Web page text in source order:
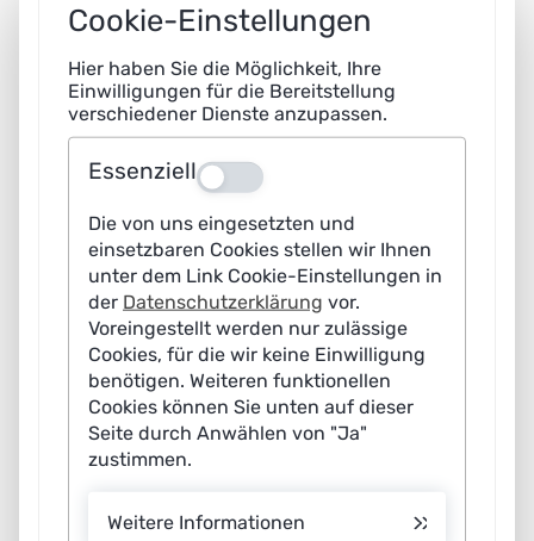
technologische Souveränität zum Wohle der
Gesellschaft sicherzustellen.
„Als Schlüsseltechnologie ist KI zentral für die künftige
Wettbewerbsfähigkeit – sowohl von Unternehmen als
auch Standorten. Deutschland sollte daher seine
Stärken nutzen und vor allem in domänenspezifische KI
investieren, um so seine technologische Souveränität
auszubauen“, schreibt Claudia Eckert, Co-Vorsitzende
der Plattform Lernende Systeme. Dorothee Bär,
Bundesministerin für Forschung, Technologie und
Raumfahrt und ebenfalls Co-Vorsitzende der Plattform
formuliert es im Fortschrittsbericht so: “Wir wollen vorne
mitspielen bei der nächsten KI-Generation und die
Schulterschluss von Bund und Ländern, Wissenschaft
Cookie-Einstellungen
Hier haben Sie die Möglichkeit, Ihre
Einwilligungen für die Bereitstellung
verschiedener Dienste anzupassen.
Essenziell Aus
Die von uns eingesetzten und
einsetzbaren Cookies stellen wir Ihnen
unter dem Link Cookie-Einstellungen in
der Datenschutzerklärung vor.
Voreingestellt werden nur zulässige
Cookies, für die wir keine Einwilligung
benötigen. Weiteren funktionellen
Cookies können Sie unten auf dieser
Seite durch Anwählen von "Ja"
zustimmen.
Weitere Informationen